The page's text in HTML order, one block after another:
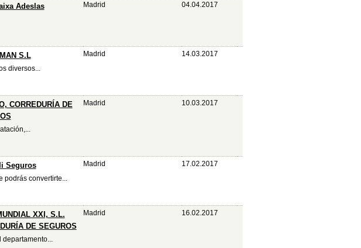
Adeslas Madrid
04.04.2017
S.L Madrid
14.03.2017
diversos...
CORREDURÍA DE
Madrid 10.03.2017
Seguros Madrid
17.02.2017
podrás convertirte...
XXI, S.L.
DE SEGUROS
Madrid 16.02.2017